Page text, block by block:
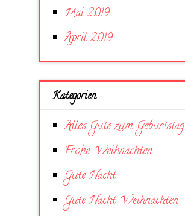
Mai 2019
April 2019
Kategorien
Alles Gute zum Geburtstag
Frohe Weihnachten
Gute Nacht
Gute Nacht Weihnachten